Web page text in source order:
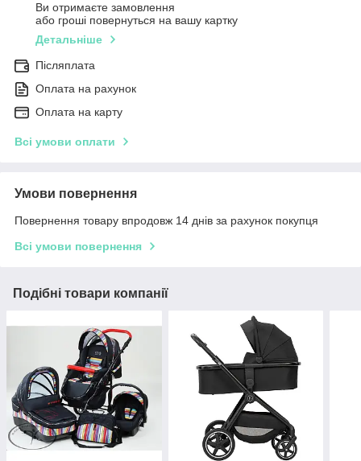
Ви отримаєте замовлення
або гроші повернуться на вашу картку
Детальніше
Післяплата
Оплата на рахунок
Оплата на карту
Всі умови оплати
Умови повернення
Повернення товару впродовж 14 днів за рахунок покупця
Всі умови повернення
Подібні товари компанії